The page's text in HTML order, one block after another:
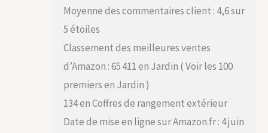
Moyenne des commentaires client : 4,6 sur
5 étoiles
Classement des meilleures ventes
d’Amazon : 65 411 en Jardin ( Voir les 100
premiers en Jardin )
134 en Coffres de rangement extérieur
Date de mise en ligne sur Amazon.fr : 4 juin